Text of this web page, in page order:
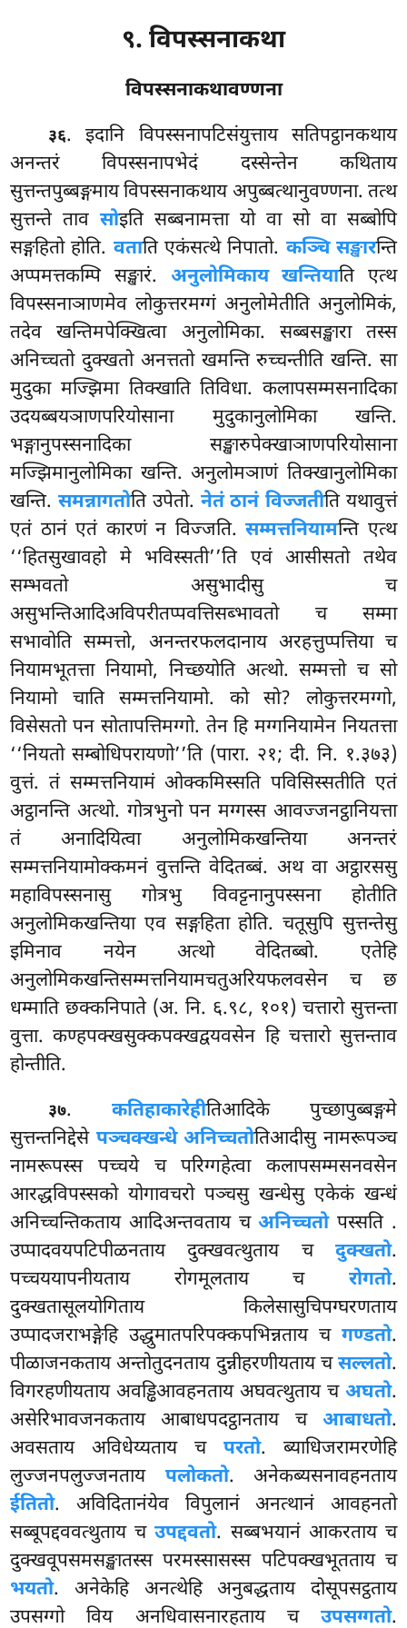
९. विपस्सनाकथा
विपस्सनाकथावण्णना
३६. इदानि विपस्सनापटिसंयुत्ताय सतिपट्ठानकथाय
अनन्तरं विपस्सनापभेदं दस्सेन्तेन कथिताय
सुत्तन्तपुब्बङ्गमाय विपस्सनाकथाय अपुब्बत्थानुवण्णना. तत्थ
सुत्तन्ते तावसोइति सब्बनामत्ता यो वा सो वा सब्बोपि
सङ्गहितो होति. वताति एकंसत्थे निपातो. कञ्चि सङ्खारन्ति
अप्पमत्तकम्पि सङ्खारं. अनुलोमिकाय खन्तियाति एत्थ
विपस्सनाञाणमेव लोकुत्तरमग्गं अनुलोमेतीति अनुलोमिकं,
तदेव खन्तिमपेक्खित्वा अनुलोमिका. सब्बसङ्खारा तस्स
अनिच्चतो दुक्खतो अनत्ततो खमन्ति रुच्चन्तीति खन्ति. सा
मुदुका मज्झिमा तिक्खाति तिविधा. कलापसम्मसनादिका
उदयब्बयञाणपरियोसाना मुदुकानुलोमिका खन्ति.
भङ्गानुपस्सनादिका सङ्खारुपेक्खाञाणपरियोसाना
मज्झिमानुलोमिका खन्ति. अनुलोमञाणं तिक्खानुलोमिका
खन्ति. समन्नागतोति उपेतो. नेतं ठानं विज्जतीति यथावुत्तं
एतं ठानं एतं कारणं न विज्जति.सम्मत्तनियामन्ति एत्थ
‘‘हितसुखावहो मे भविस्सती’’ति एवं आसीसतो तथेव
सम्भवतो असुभादीसु च
असुभन्तिआदिअविपरीतप्पवत्तिसब्भावतो च सम्मा
सभावोति सम्मत्तो, अनन्तरफलदानाय अरहत्तुप्पत्तिया च
नियामभूतत्ता नियामो, निच्छयोति अत्थो. सम्मत्तो च सो
नियामो चाति सम्मत्तनियामो. को सो? लोकुत्तरमग्गो,
विसेसतो पन सोतापत्तिमग्गो. तेन हि मग्गनियामेन नियतत्ता
‘‘नियतो सम्बोधिपरायणो’’ति (पारा. २१; दी. नि. १.३७३)
वुत्तं. तं सम्मत्तनियामं ओक्कमिस्सति पविसिस्सतीति एतं
अट्ठानन्ति अत्थो. गोत्रभुनो पन मग्गस्स आवज्जनट्ठानियत्ता
तं अनादियित्वा अनुलोमिकखन्तिया अनन्तरं
सम्मत्तनियामोक्कमनं वुत्तन्ति वेदितब्बं. अथ वा अट्ठारससु
महाविपस्सनासु गोत्रभु विवट्टनानुपस्सना होतीति
अनुलोमिकखन्तिया एव सङ्गहिता होति. चतूसुपि सुत्तन्तेसु
इमिनाव नयेन अत्थो वेदितब्बो. एतेहि
अनुलोमिकखन्तिसम्मत्तनियामचतुअरियफलवसेन च छ
धम्माति छक्कनिपाते (अ. नि. ६.९८, १०१) चत्तारो सुत्तन्ता
वुत्ता. कण्हपक्खसुक्कपक्खद्वयवसेन हि चत्तारो सुत्तन्ताव
होन्तीति.
३७. कतिहाकारेहीतिआदिके पुच्छापुब्बङ्गमे
सुत्तन्तनिद्देसे पञ्चक्खन्धे अनिच्चतोतिआदीसु नामरूपञ्च
नामरूपस्स पच्चये च परिग्गहेत्वा कलापसम्मसनवसेन
आरद्धविपस्सको योगावचरो पञ्चसु खन्धेसु एकेकं खन्धं
अनिच्चन्तिकताय आदिअन्तवताय चअनिच्चतोपस्सति .
उप्पादवयपटिपीळनताय दुक्खवत्थुताय च दुक्खतो.
पच्चययापनीयताय रोगमूलताय च रोगतो.
दुक्खतासूलयोगिताय किलेसासुचिपग्घरणताय
उप्पादजराभङ्गेहि उद्धुमातपरिपक्कपभिन्नताय च गण्डतो.
पीळाजनकताय अन्तोतुदनताय दुन्नीहरणीयताय चसल्लतो.
विगरहणीयताय अवड्ढिआवहनताय अघवत्थुताय च अघतो.
असेरिभावजनकताय आबाधपदट्ठानताय च आबाधतो.
अवसताय अविधेय्यताय च परतो. ब्याधिजरामरणेहि
लुज्जनपलुज्जनताय पलोकतो. अनेकब्यसनावहनताय
ईतितो. अविदितानंयेव विपुलानं अनत्थानं आवहनतो
सब्बूपद्दववत्थुताय चउपद्दवतो. सब्बभयानं आकरताय च
दुक्खवूपसमसङ्खातस्स परमस्सासस्स पटिपक्खभूतताय च
भयतो. अनेकेहि अनत्थेहि अनुबद्धताय दोसूपसट्ठताय
उपसग्गो विय अनधिवासनारहताय च उपसग्गतो.